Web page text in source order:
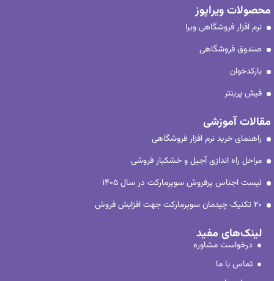
محصولات ویراپوز
نرم افزار فروشگاهی ویرا
صندوق فروشگاهی
بارکدخوان
فیش پرینتر
مقالات آموزشی
راهنمای خرید نرم افزار فروشگاهی
مراحل راه اندازی آجیل و خشکبار فروشی
لیست اجناس پرفروش سوپرمارکت در سال ۱۴۰۵
۲۰ تکنیک چیدمان سوپرمارکت جهت افزایش فروش
لینک‌های مفید
درخواست مشاوره
تماس با ما